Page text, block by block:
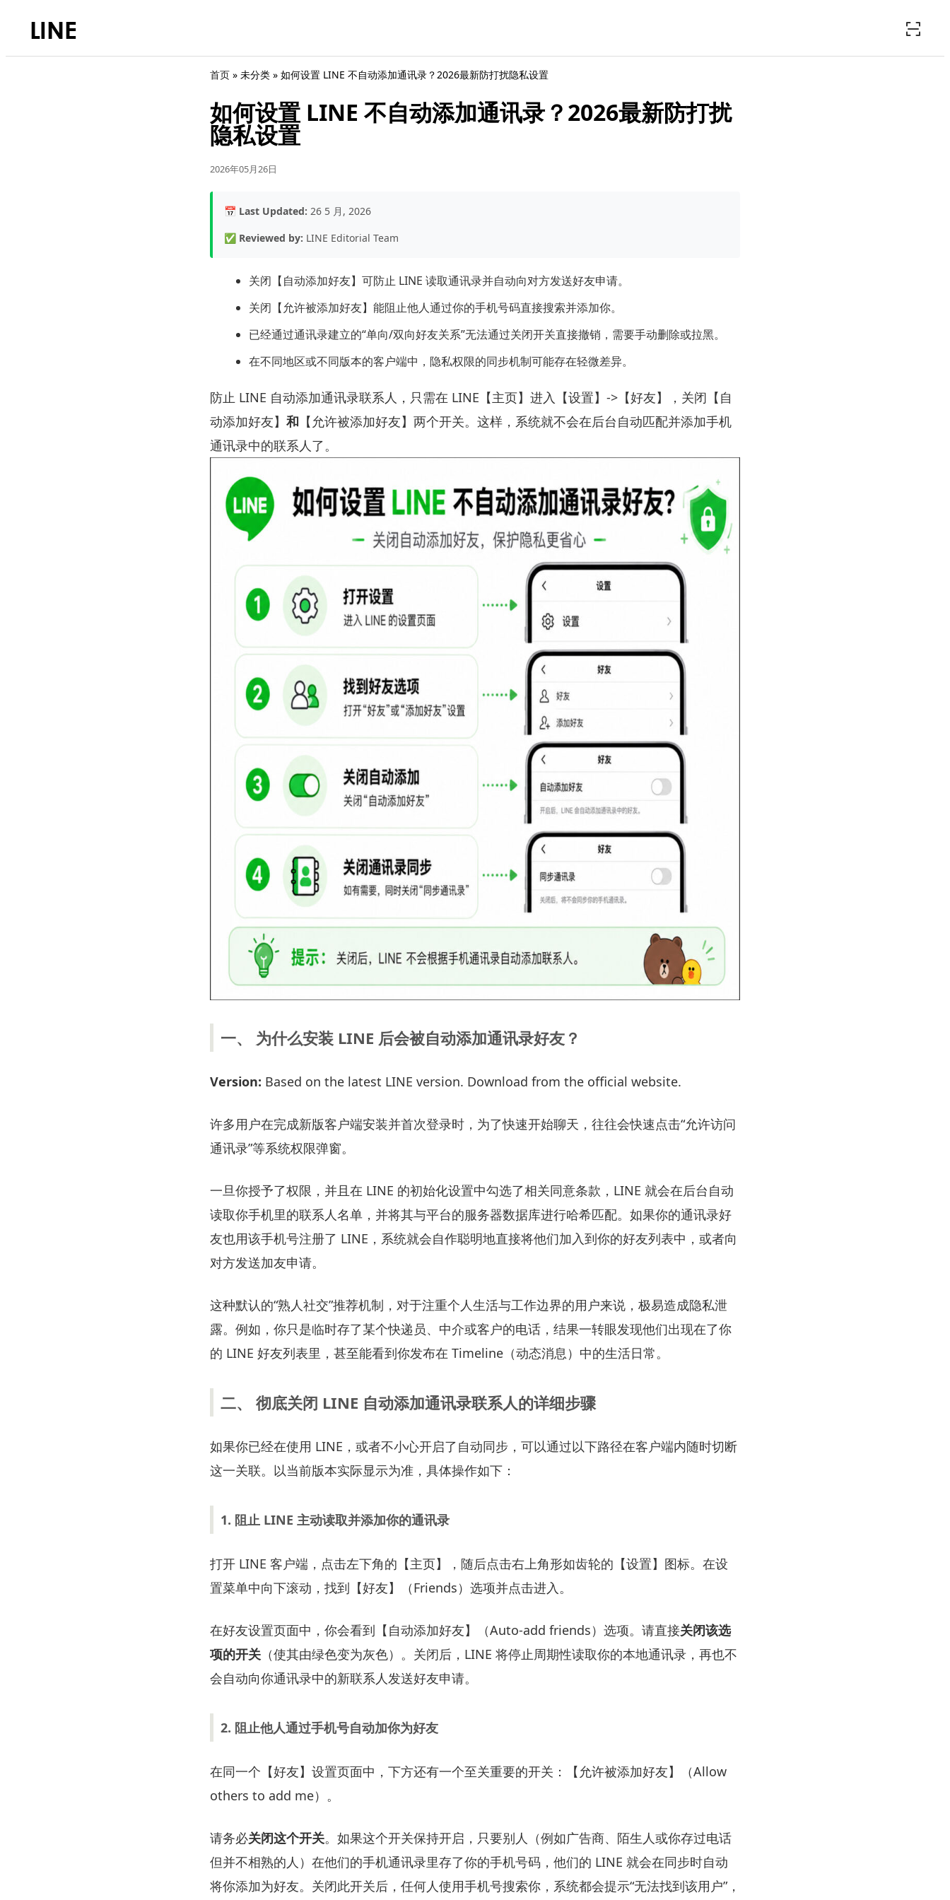
首页 » 未分类 » 如何设置 LINE 不自动添加通讯录？2026最新防打扰隐私设置
如何设置 LINE 不自动添加通讯录？2026最新防打扰
隐私设置
2026年05月26日
📅 Last Updated: 26 5 月, 2026
✅ Reviewed by: LINE Editorial Team
关闭【自动添加好友】可防止 LINE 读取通讯录并自动向对方发送好友申请。
关闭【允许被添加好友】能阻止他人通过你的手机号码直接搜索并添加你。
已经通过通讯录建立的“单向/双向好友关系”无法通过关闭开关直接撤销，需要手动删除或拉黑。
在不同地区或不同版本的客户端中，隐私权限的同步机制可能存在轻微差异。
防止 LINE 自动添加通讯录联系人，只需在 LINE【主页】进入【设置】->【好友】，关闭【自
动添加好友】 和 【允许被添加好友】两个开关。这样，系统就不会在后台自动匹配并添加手机
通讯录中的联系人了。
一、 为什么安装 LINE 后会被自动添加通讯录好友？
Version: Based on the latest LINE version. Download from the official website.
许多用户在完成新版客户端安装并首次登录时，为了快速开始聊天，往往会快速点击“允许访问
通讯录”等系统权限弹窗。
一旦你授予了权限，并且在 LINE 的初始化设置中勾选了相关同意条款，LINE 就会在后台自动
读取你手机里的联系人名单，并将其与平台的服务器数据库进行哈希匹配。如果你的通讯录好
友也用该手机号注册了 LINE，系统就会自作聪明地直接将他们加入到你的好友列表中，或者向
对方发送加友申请。
这种默认的“熟人社交”推荐机制，对于注重个人生活与工作边界的用户来说，极易造成隐私泄
露。例如，你只是临时存了某个快递员、中介或客户的电话，结果一转眼发现他们出现在了你
的 LINE 好友列表里，甚至能看到你发布在 Timeline（动态消息）中的生活日常。
二、 彻底关闭 LINE 自动添加通讯录联系人的详细步骤
如果你已经在使用 LINE，或者不小心开启了自动同步，可以通过以下路径在客户端内随时切断
这一关联。以当前版本实际显示为准，具体操作如下：
1. 阻止 LINE 主动读取并添加你的通讯录
打开 LINE 客户端，点击左下角的【主页】，随后点击右上角形如齿轮的【设置】图标。在设
置菜单中向下滚动，找到【好友】（Friends）选项并点击进入。
在好友设置页面中，你会看到【自动添加好友】（Auto-add friends）选项。请直接关闭该选
项的开关 （使其由绿色变为灰色）。关闭后，LINE 将停止周期性读取你的本地通讯录，再也不
会自动向你通讯录中的新联系人发送好友申请。
2. 阻止他人通过手机号自动加你为好友
在同一个【好友】设置页面中，下方还有一个至关重要的开关：【允许被添加好友】（Allow
others to add me）。
请务必关闭这个开关。如果这个开关保持开启，只要别人（例如广告商、陌生人或你存过电话
但并不相熟的人）在他们的手机通讯录里存了你的手机号码，他们的 LINE 就会在同步时自动
将你添加为好友。关闭此开关后，任何人使用手机号搜索你，系统都会提示“无法找到该用户”，